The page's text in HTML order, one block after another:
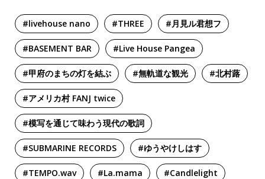
#livehouse nano #THREE #月見ル君想フ
#BASEMENT BAR #Live House Pangea
#甲府のまちの灯を結ぶ #無軌道な観光 #北村蕗
#アメリカ村 FANJ twice
#模写を通じて味わう現代の歌詞
#SUBMARINE RECORDS #ゆうやけしはす
#TEMPO.wav #La.mama #Candlelight